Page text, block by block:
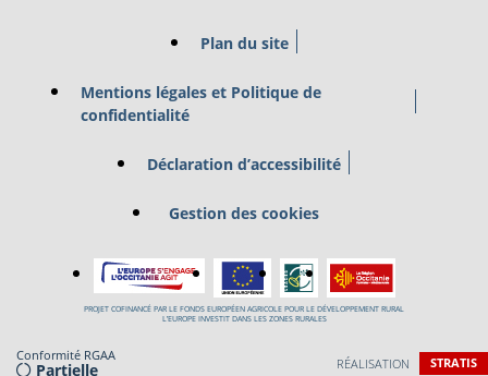
Plan du site
Mentions légales et Politique de
confidentialité
Déclaration d’accessibilité
Gestion des cookies
PROJET COFINANCÉ PAR LE FONDS EUROPÉEN AGRICOLE POUR LE DÉVELOPPEMENT RURAL
L’EUROPE INVESTIT DANS LES ZONES RURALES
Conformité RGAA
Partielle RÉALISATION STRATIS